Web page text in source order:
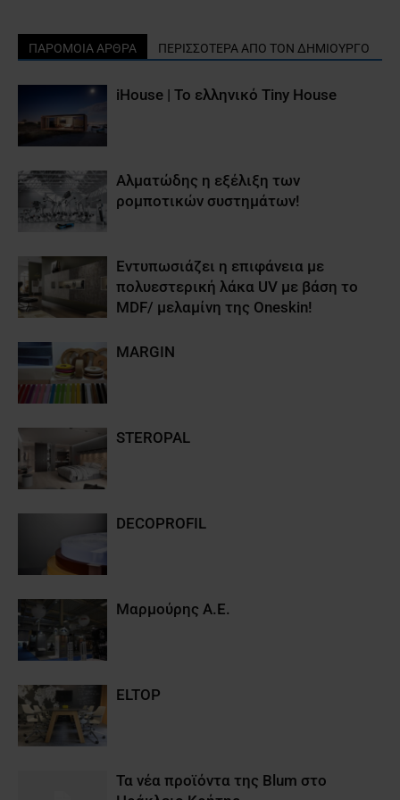
ΠΑΡΟΜΟΙΑ ΑΡΘΡΑ ΠΕΡΙΣΣΟΤΕΡΑ ΑΠΟ ΤΟΝ ΔΗΜΙΟΥΡΓΟ
iHouse | Το ελληνικό Tiny House
Αλματώδης η εξέλιξη των
ρομποτικών συστημάτων!
Εντυπωσιάζει η επιφάνεια με
πολυεστερική λάκα UV με βάση το
MDF/ μελαμίνη της Oneskin!
MARGIN
STEROPAL
DECOPROFIL
Μαρμούρης Α.Ε.
ELTOP
Τα νέα προϊόντα της Βlum στο